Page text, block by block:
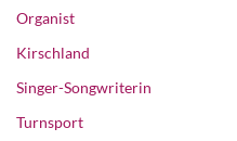
Organist
Kirschland
Singer-Songwriterin
Turnsport